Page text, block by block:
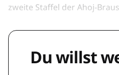
zweite Staffel der Ahoj-
Du willst